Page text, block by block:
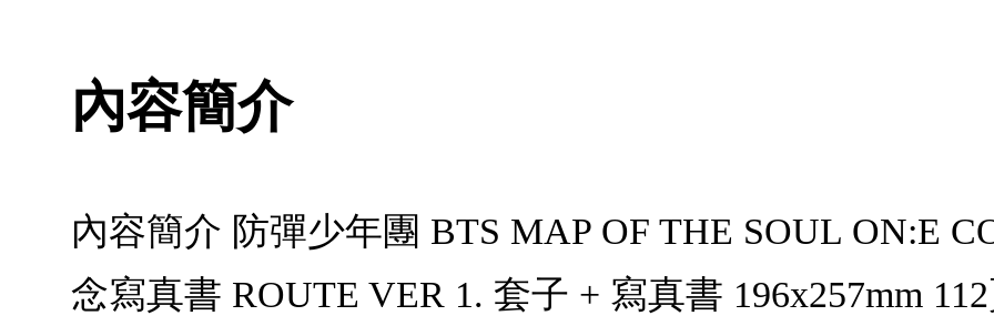
內容簡介
內容簡介 防彈少年團 BTS MAP OF THE SOUL ON:E
念寫真書 ROUTE VER 1. 套子 + 寫真書 196x257mm